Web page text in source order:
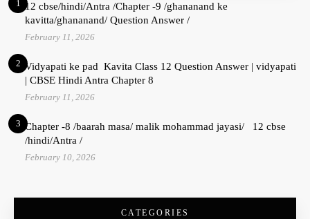
1 12 cbse/hindi/Antra /Chapter -9 /ghananand ke
kavitta/ghananand/ Question Answer /
February 11, 2026
2 Vidyapati ke pad Kavita Class 12 Question Answer | vidyapati
| CBSE Hindi Antra Chapter 8
February 11, 2026
3 Chapter -8 /baarah masa/ malik mohammad jayasi/ 12 cbse
/hindi/Antra /
February 10, 2026
CATEGORIES